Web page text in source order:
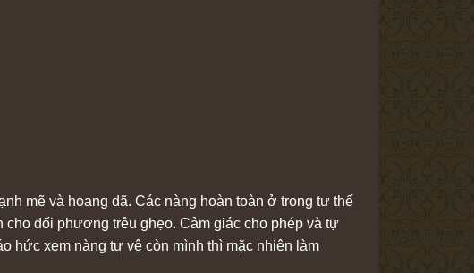
mẽ và hoang dã. Các nàng hoàn toàn ở trong tư thế
cho đối phương trêu ghẹo. Cảm giác cho phép và tự
hức xem nàng tự vệ còn mình thì mặc nhiên làm